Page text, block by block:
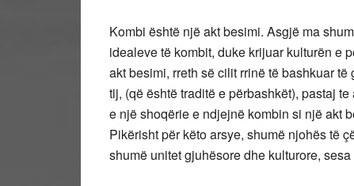
Kombi është një akt besimi. Asgjë ma
idealeve të kombit, duke krijuar kulturën e
akt besimi, rreth së cilit rrinë të bashkuar
tij, (që është traditë e përbashkët), pastaj
e një shoqërie e ndjejnë kombin si një akt
Pikërisht për këto arsye, shumë njohës të
shumë unitet gjuhësore dhe kulturore,